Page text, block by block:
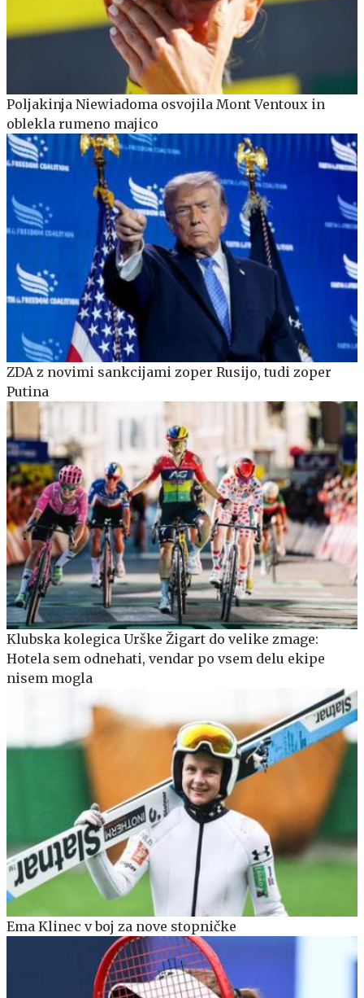
Poljakinja Niewiadoma osvojila Mont Ventoux in
oblekla rumeno majico
ZDA z novimi sankcijami zoper Rusijo, tudi zoper
Putina
Klubska kolegica Urške Žigart do velike zmage:
Hotela sem odnehati, vendar po vsem delu ekipe
nisem mogla
Ema Klinec v boj za nove stopničke